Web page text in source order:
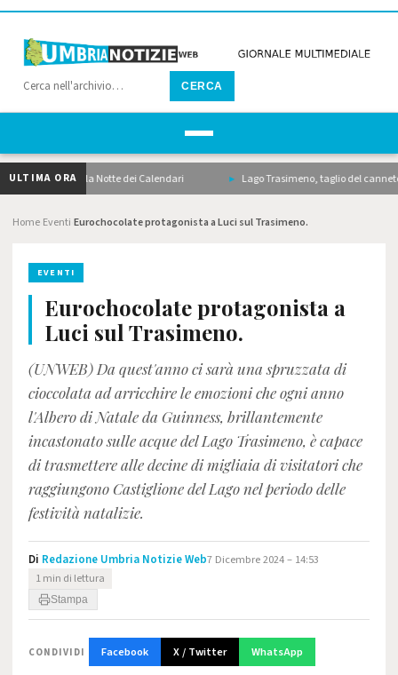
CERCA
ULTIMA ORA
i motori con la Notte dei Calendari Lago Trasimeno, taglio del canneto,
Home Eventi Eurochocolate protagonista a Luci sul Trasimeno.
EVENTI
Eurochocolate protagonista a
Luci sul Trasimeno.
(UNWEB) Da quest'anno ci sarà una spruzzata di
cioccolata ad arricchire le emozioni che ogni anno
l'Albero di Natale da Guinness, brillantemente
incastonato sulle acque del Lago Trasimeno, è capace
di trasmettere alle decine di migliaia di visitatori che
raggiungono Castiglione del Lago nel periodo delle
festività natalizie.
Di Redazione Umbria Notizie Web7 Dicembre 2024 – 14:53
1 min di lettura
Stampa
CONDIVIDI Facebook X / Twitter WhatsApp